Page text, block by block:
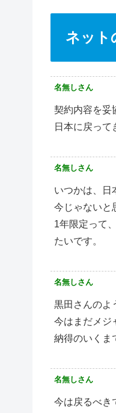
ネット
名無しさん
契約内容を妥
日本に戻って
名無しさん
いつかは、日
今じゃないと
1年限定って
たいです。
名無しさん
黒田さんのよ
今はまだメジ
納得のいくま
名無しさん
今は戻るべき